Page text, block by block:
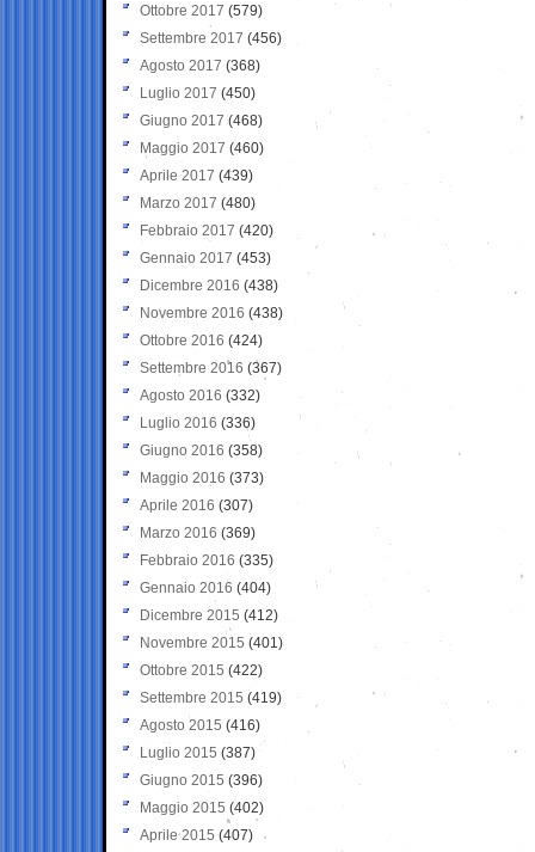
Ottobre 2017 (579)
Settembre 2017 (456)
Agosto 2017 (368)
Luglio 2017 (450)
Giugno 2017 (468)
Maggio 2017 (460)
Aprile 2017 (439)
Marzo 2017 (480)
Febbraio 2017 (420)
Gennaio 2017 (453)
Dicembre 2016 (438)
Novembre 2016 (438)
Ottobre 2016 (424)
Settembre 2016 (367)
Agosto 2016 (332)
Luglio 2016 (336)
Giugno 2016 (358)
Maggio 2016 (373)
Aprile 2016 (307)
Marzo 2016 (369)
Febbraio 2016 (335)
Gennaio 2016 (404)
Dicembre 2015 (412)
Novembre 2015 (401)
Ottobre 2015 (422)
Settembre 2015 (419)
Agosto 2015 (416)
Luglio 2015 (387)
Giugno 2015 (396)
Maggio 2015 (402)
Aprile 2015 (407)